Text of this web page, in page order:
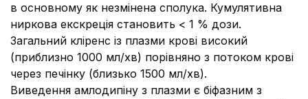
в основному як незмінена сполука. Кумулятивна
ниркова екскреція становить < 1 % дози.
Загальний кліренс із плазми крові високий
(приблизно 1000 мл/хв) порівняно з потоком крові
через печінку (близько 1500 мл/хв).
Виведення амлодипіну з плазми є біфазним з